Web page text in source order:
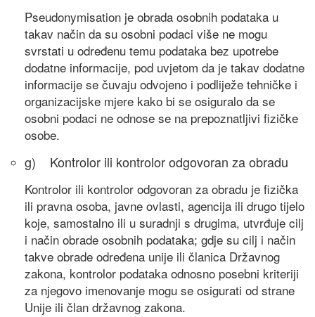
Pseudonymisation je obrada osobnih podataka u
takav način da su osobni podaci više ne mogu
svrstati u određenu temu podataka bez upotrebe
dodatne informacije, pod uvjetom da je takav dodatne
informacije se čuvaju odvojeno i podliježe tehničke i
organizacijske mjere kako bi se osiguralo da se
osobni podaci ne odnose se na prepoznatljivi fizičke
osobe.
g) Kontrolor ili kontrolor odgovoran za obradu
Kontrolor ili kontrolor odgovoran za obradu je fizička
ili pravna osoba, javne ovlasti, agencija ili drugo tijelo
koje, samostalno ili u suradnji s drugima, utvrđuje cilj
i način obrade osobnih podataka; gdje su cilj i način
takve obrade određena unije ili članica Državnog
zakona, kontrolor podataka odnosno posebni kriteriji
za njegovo imenovanje mogu se osigurati od strane
Unije ili član državnog zakona.